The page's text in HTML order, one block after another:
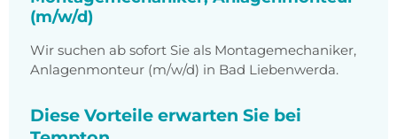
(m/w/d)
Wir suchen ab sofort Sie als Montagemechaniker,
Anlagenmonteur (m/w/d) in Bad Liebenwerda.
Diese Vorteile erwarten Sie bei